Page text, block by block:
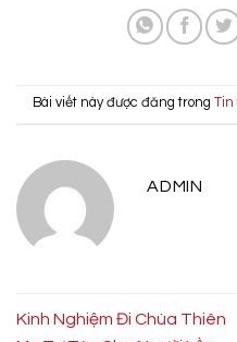
Bài viết này được đăng trong
ADMIN
Kinh Nghiệm Đi Chùa Thiên